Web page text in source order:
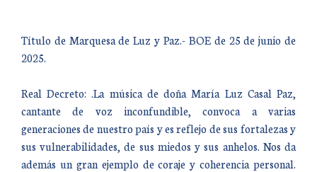
Título de Marquesa de Luz y Paz.- BOE de 25 de junio de
2025.
Real Decreto: .La música de doña María Luz Casal Paz,
cantante de voz inconfundible, convoca a varias
generaciones de nuestro país y es reflejo de sus fortalezas y
sus vulnerabilidades, de sus miedos y sus anhelos. Nos da
además un gran ejemplo de coraje y coherencia personal.